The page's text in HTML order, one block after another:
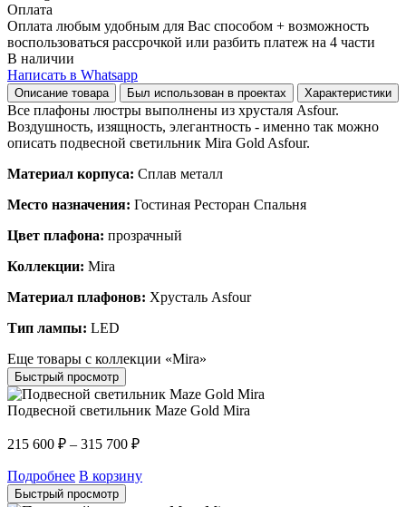
Оплата
Оплата любым удобным для Вас способом + возможность
воспользоваться рассрочкой или разбить платеж на 4 части
В наличии
Написать в Whatsapp
Описание товара Был использован в проектах Характеристики
Все плафоны люстры выполнены из хрусталя Asfour.
Воздушность, изящность, элегантность - именно так можно
описать подвесной светильник Mira Gold Asfour.
Материал корпуса: Сплав металл
Место назначения: Гостиная Ресторан Спальня
Цвет плафона: прозрачный
Коллекции: Mira
Материал плафонов: Хрусталь Asfour
Тип лампы: LED
Еще товары с коллекции «Mira»
Быстрый просмотр
Подвесной светильник Maze Gold Mira
215 600 ₽ – 315 700 ₽
Подробнее В корзину
Быстрый просмотр